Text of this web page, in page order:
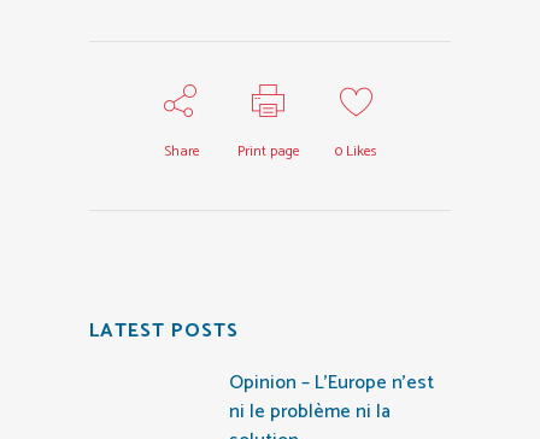
Share Print page 0Likes
LATEST POSTS
Opinion – L’Europe n’est
ni le problème ni la